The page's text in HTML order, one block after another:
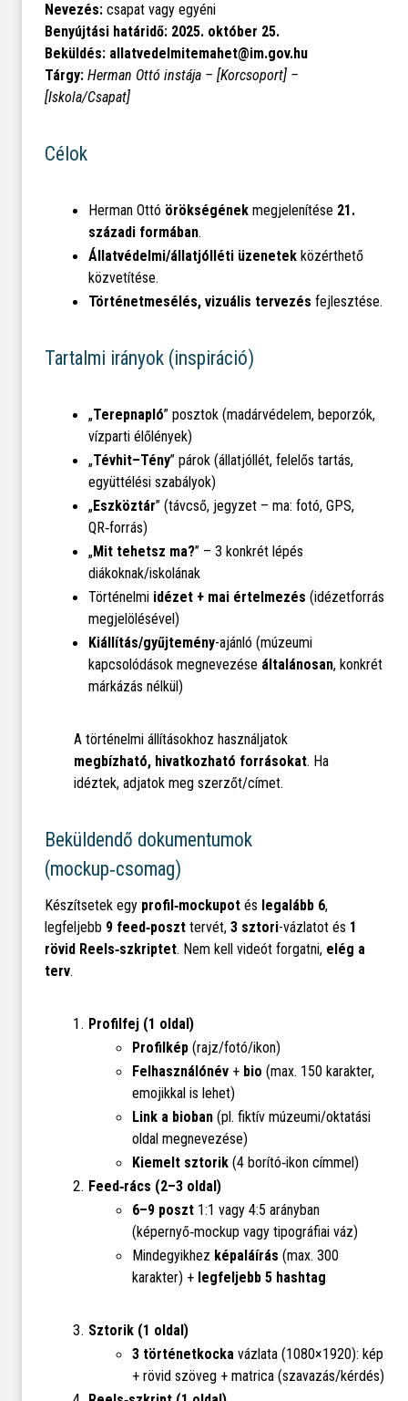
Nevezés:csapat vagy egyéni
Benyújtási határidő: 2025. október 25.
Beküldés: allatvedelmitemahet@im.gov.hu
Tárgy: Herman Ottó instája – [Korcsoport] –
[Iskola/Csapat]
Célok
Herman Ottó örökségénekmegjelenítése 21.
századi formában.
Állatvédelmi/állatjólléti üzenetekközérthető
közvetítése.
Történetmesélés, vizuális tervezés fejlesztése.
Tartalmi irányok (inspiráció)
„Terepnapló” posztok (madárvédelem, beporzók,
vízparti élőlények)
„Tévhit–Tény” párok (állatjóllét, felelős tartás,
együttélési szabályok)
„Eszköztár” (távcső, jegyzet – ma: fotó, GPS,
QR‑forrás)
„Mit tehetsz ma?” – 3 konkrét lépés
diákoknak/iskolának
Történelmi idézet + mai értelmezés (idézetforrás
megjelölésével)
Kiállítás/gyűjtemény-ajánló (múzeumi
kapcsolódások megnevezése általánosan, konkrét
márkázás nélkül)
A történelmi állításokhoz használjatok
megbízható, hivatkozható forrásokat. Ha
idéztek, adjatok meg szerzőt/címet.
Beküldendő dokumentumok
(mockup‑csomag)
Készítsetek egy profil‑mockupotés legalább 6,
legfeljebb 9 feed‑poszttervét, 3 sztori-vázlatot és 1
rövid Reels‑szkriptet. Nem kell videót forgatni, elég a
terv.
Profilfej (1 oldal)
Profilkép(rajz/fotó/ikon)
Felhasználónév+ bio (max. 150 karakter,
emojikkal is lehet)
Link a bioban(pl. fiktív múzeumi/oktatási
oldal megnevezése)
Kiemelt sztorik(4 borító‑ikon címmel)
Feed‑rács (2–3 oldal)
6–9 poszt1:1 vagy 4:5 arányban
(képernyő‑mockup vagy tipográfiai váz)
Mindegyikhez képaláírás (max. 300
karakter) + legfeljebb 5 hashtag
Sztorik (1 oldal)
3 történetkockavázlata (1080×1920): kép
+ rövid szöveg + matrica (szavazás/kérdés)